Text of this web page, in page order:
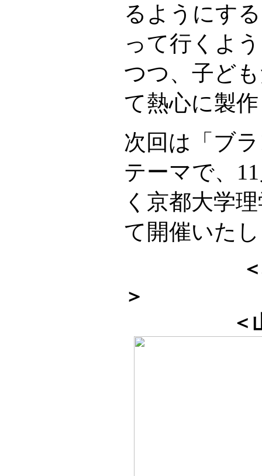
るようにす
って行くよ
つつ、子ど
て熱心に製
次回は「ブ
テーマで、
く京都大学
て開催いた
＞
＜